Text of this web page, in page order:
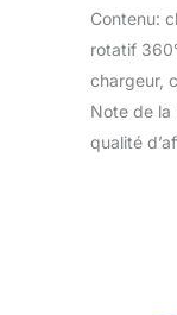
Contenu:
rotatif
chargeur,
Note de la
qualité